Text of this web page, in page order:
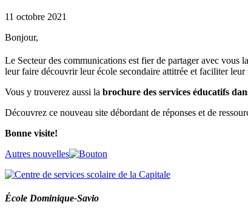
11 octobre 2021
Bonjour,
Le Secteur des communications est fier de partager avec vous
leur faire découvrir leur école secondaire attitrée et faciliter leur
Vous y trouverez aussi la brochure des services éducatifs
Découvrez ce nouveau site débordant de réponses et de
Bonne visite!
Autres nouvelles
École Dominique-Savio